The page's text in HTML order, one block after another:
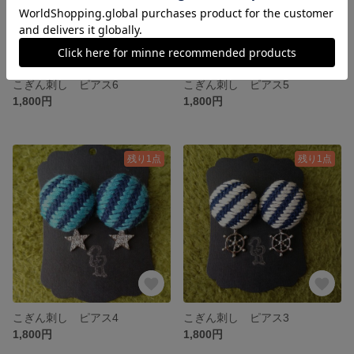
こぎん刺し ピアス6
1,800円
こぎん刺し ピアス5
1,800円
残り1点
こぎん刺し ピアス4
1,800円
残り1点
こぎん刺し ピアス3
1,800円